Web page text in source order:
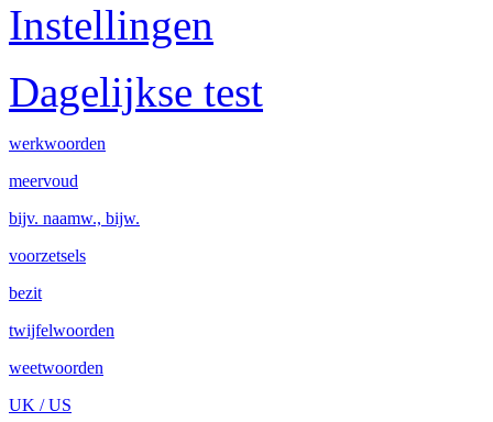
Instellingen
Dagelijkse test
werkwoorden
meervoud
bijv. naamw., bijw.
voorzetsels
bezit
twijfelwoorden
weetwoorden
UK / US